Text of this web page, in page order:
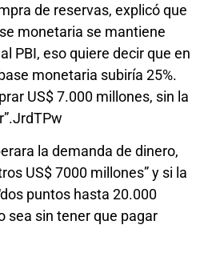
de reservas, explicó que
monetaria se mantiene
PBI, eso quiere decir que en
monetaria subiría 25%.
US$ 7.000 millones, sin la
la demanda de dinero,
US$ 7000 millones” y si la
puntos hasta 20.000
sea sin tener que pagar